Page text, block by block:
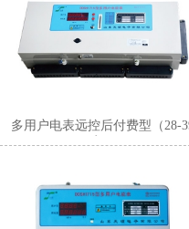
多用户电表远控后付费型（28-
户）